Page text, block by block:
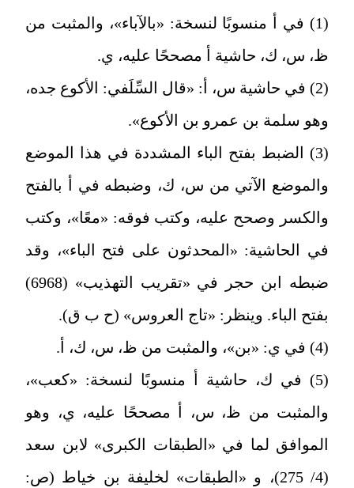
(1) في أ منسوبًا لنسخة: «بالآباء»، والمثبت من
ظ، س، ك، حاشية أ مصححًا عليه، ي.
(2) في حاشية س، أ: «قال السِّلَفي: الأكوع جده،
وهو سلمة بن عمرو بن الأكوع».
(3) الضبط بفتح الباء المشددة في هذا الموضع
والموضع الآتي من س، ك، وضبطه في أ بالفتح
والكسر وصحح عليه، وكتب فوقه: «معًا»، وكتب
في الحاشية: «المحدثون على فتح الباء»، وقد
ضبطه ابن حجر في «تقريب التهذيب» (6968)
بفتح الباء. وينظر: «تاج العروس» (ح ب ق).
(4) في ي: «بن»، والمثبت من ظ، س، ك، أ.
(5) في ك، حاشية أ منسوبًا لنسخة: «كعب»،
والمثبت من ظ، س، أ مصححًا عليه، ي، وهو
الموافق لما في «الطبقات الكبرى» لابن سعد
(4/ 275)، و «الطبقات» لخليفة بن خياط (ص: